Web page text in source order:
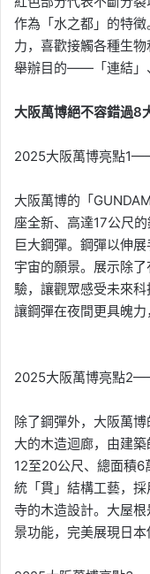
作為「水之都」的特
力，喜歡接觸各種生
舉辦目的——「連結」
大阪萬博絕不容錯過8
2025大阪萬博亮點
大阪萬博的「
座全新、高達17公尺
巨大鋼彈。鋼彈以伸
宇宙的願景。展示除
驗，讓觀眾感受未來
讓鋼彈在夜間更具魄力
2025大阪萬博亮點
除了鋼彈外，大阪萬
大的木造迴廊，由建
12至20公尺、總面積
統「貫」結構工藝，
寺的木造設計。大屋
景功能，完美展現日本